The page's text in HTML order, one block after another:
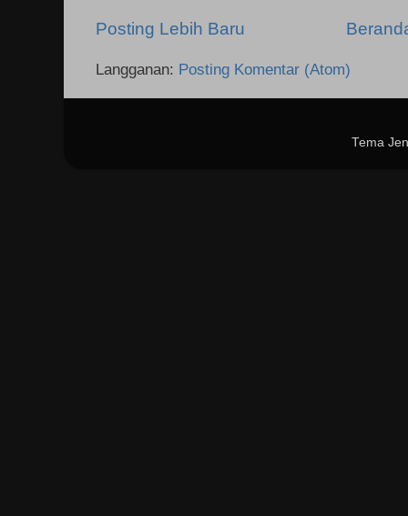
Posting Lebih Baru
Langganan: Posting Komentar (Atom)
Tema